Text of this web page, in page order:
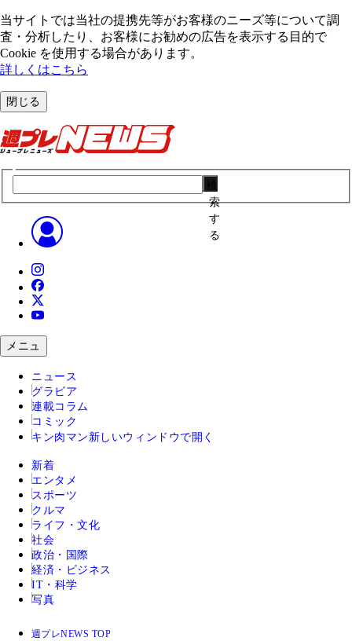
当サイトでは当社の提携先等がお客様のニーズ等について調
査・分析したり、お客様にお勧めの広告を表⽰する⽬的で
Cookie を使⽤する場合があります。
詳しくはこちら
閉じる
索
す
る
メニュ
ニュース
グラビア
連載コラム
コミック
キン肉マン 新しいウィンドウで開く
新着
エンタメ
スポーツ
クルマ
ライフ・文化
社会
政治・国際
経済・ビジネス
IT・科学
写真
週プレNEWS TOP